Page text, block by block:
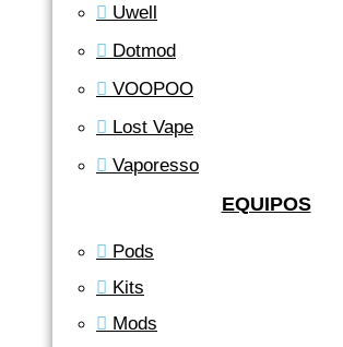
Uwell
Dotmod
VOOPOO
Lost Vape
Vaporesso
EQUIPOS
Pods
Kits
Mods